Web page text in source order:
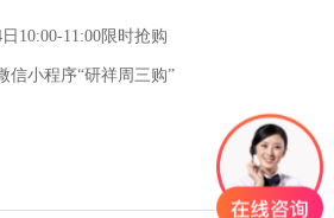
日 10:00-11:00限时抢购
信小程序“研祥周三购”